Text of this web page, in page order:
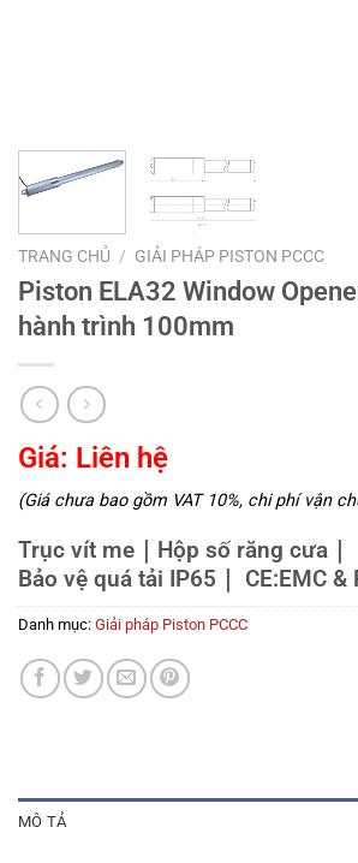
TRANG CHỦ / GIẢI PHÁP PISTON PCCC
Piston ELA32 Window
hành trình 100mm
Giá: Liên hệ
(Giá chưa bao gồm VAT 10%, chi phí vận
Trục vít me｜Hộp số răng cưa｜
Bảo vệ quá tải IP65｜
CE:EMC &
Danh mục: Giải pháp Piston PCCC
MÔ TẢ